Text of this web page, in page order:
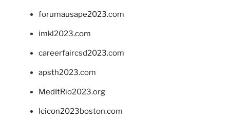
forumausape2023.com
imkl2023.com
careerfaircsd2023.com
apsth2023.com
MedItRio2023.org
lcicon2023boston.com